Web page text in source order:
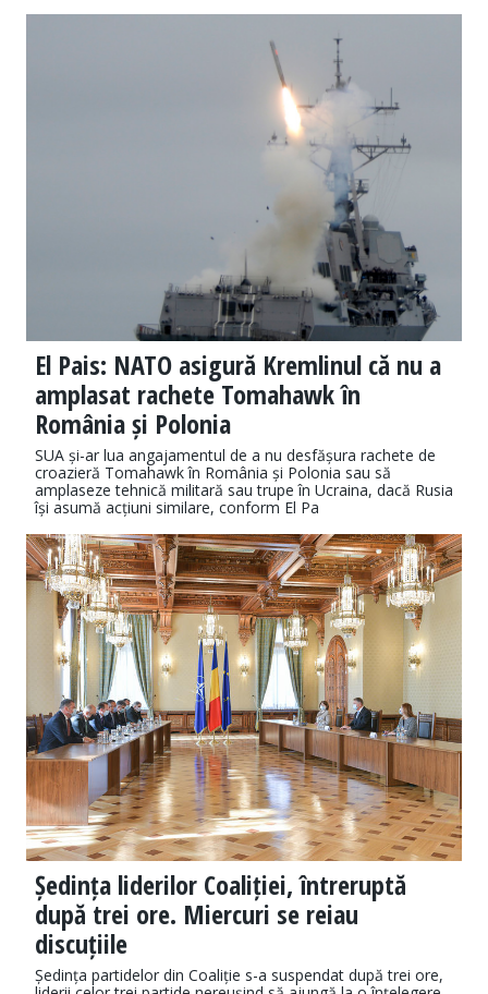
El Pais: NATO asigură Kremlinul că nu a
amplasat rachete Tomahawk în
România și Polonia
SUA și-ar lua angajamentul de a nu desfășura rachete de
croazieră Tomahawk în România și Polonia sau să
amplaseze tehnică militară sau trupe în Ucraina, dacă Rusia
își asumă acțiuni similare, conform El Pa
Ședința liderilor Coaliției, întreruptă
după trei ore. Miercuri se reiau
discuțiile
Ședința partidelor din Coaliție s-a suspendat după trei ore,